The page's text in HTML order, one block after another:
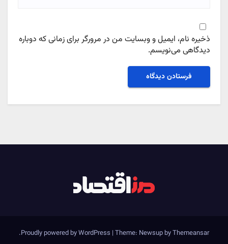
ذخیره نام، ایمیل و وبسایت من در مرورگر برای زمانی که دوباره
دیدگاهی می‌نویسم.
Proudly powered by WordPress | Theme: Newsup byThemeansar
.